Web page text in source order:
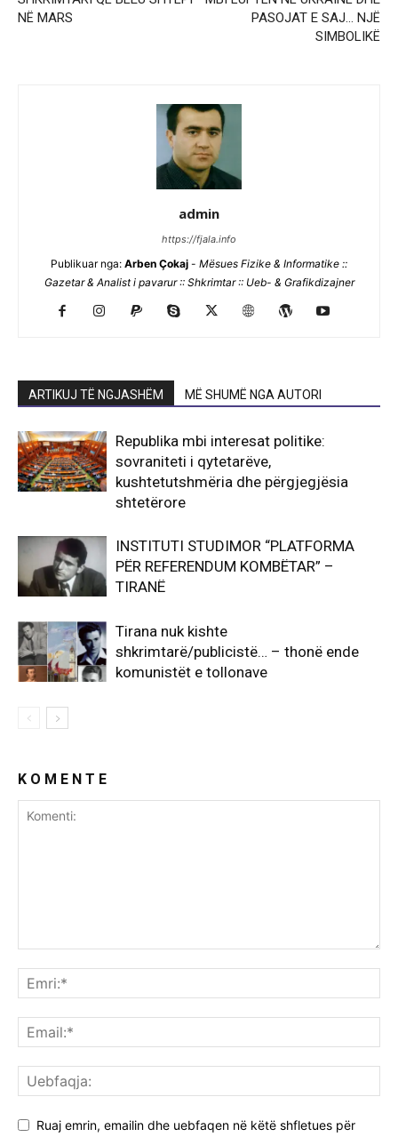
NË MARS
PASOJAT E SAJ… NJË
SIMBOLIKË
admin
https://fjala.info
Publikuar nga: Arben Çokaj - Mësues Fizike & Informatike ::
Gazetar & Analist i pavarur :: Shkrimtar :: Ueb- & Grafikdizajner
ARTIKUJ TË NGJASHËM MË SHUMË NGA AUTORI
Republika mbi interesat politike:
sovraniteti i qytetarëve,
kushtetutshmëria dhe përgjegjësia
shtetërore
INSTITUTI STUDIMOR “PLATFORMA
PËR REFERENDUM KOMBËTAR” –
TIRANË
Tirana nuk kishte
shkrimtarë/publicistë… – thonë ende
komunistët e tollonave
K O M E N T E
Ruaj emrin, emailin dhe uebfaqen në këtë shfletues për